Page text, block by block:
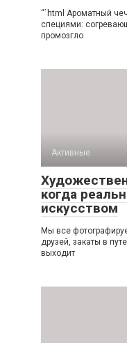
“`html Ароматный
специями:
промозгло
Активные
когда
искусством
Мы все
друзей, закаты в
выходит